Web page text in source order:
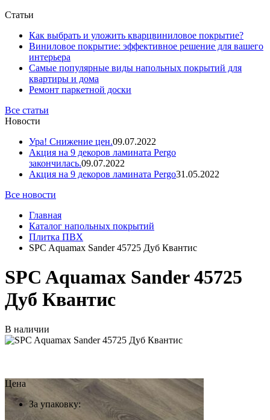
Статьи
Как выбрать и уложить кварцвиниловое покрытие?
Виниловое покрытие: эффективное решение для вашего
интерьера
Самые популярные виды напольных покрытий для
квартиры и дома
Ремонт паркетной доски
Все статьи
Новости
Ура! Снижение цен.09.07.2022
Акция на 9 декоров ламината Pergo
закончилась.09.07.2022
Акция на 9 декоров ламината Pergo31.05.2022
Все новости
Главная
Каталог напольных покрытий
Плитка ПВХ
SPC Aquamax Sander 45725 Дуб Квантис
SPC Aquamax Sander 45725
Дуб Квантис
В наличии
Цена
За упаковку: